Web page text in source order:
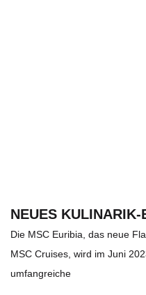
NEUES KULINARIK-
Die MSC Euribia, das neue
MSC Cruises, wird im Juni
umfangreiche